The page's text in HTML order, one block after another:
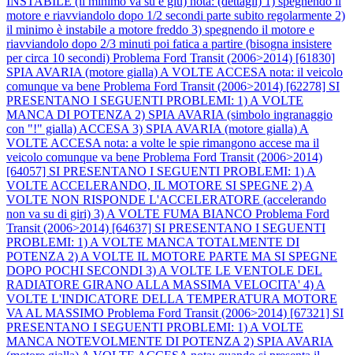
motore e riavviandolo dopo 1/2 secondi parte subito regolarmente 2)
il minimo è instabile a motore freddo 3) spegnendo il motore e
riavviandolo dopo 2/3 minuti poi fatica a partire (bisogna insistere
per circa 10 secondi) Problema Ford Transit (2006>2014) [61830]
SPIA AVARIA (motore gialla) A VOLTE ACCESA nota: il veicolo
comunque va bene Problema Ford Transit (2006>2014) [62278] SI
PRESENTANO I SEGUENTI PROBLEMI: 1) A VOLTE
MANCA DI POTENZA 2) SPIA AVARIA (simbolo ingranaggio
con "!" gialla) ACCESA 3) SPIA AVARIA (motore gialla) A
VOLTE ACCESA nota: a volte le spie rimangono accese ma il
veicolo comunque va bene Problema Ford Transit (2006>2014)
[64057] SI PRESENTANO I SEGUENTI PROBLEMI: 1) A
VOLTE ACCELERANDO, IL MOTORE SI SPEGNE 2) A
VOLTE NON RISPONDE L'ACCELERATORE (accelerando
non va su di giri) 3) A VOLTE FUMA BIANCO Problema Ford
Transit (2006>2014) [64637] SI PRESENTANO I SEGUENTI
PROBLEMI: 1) A VOLTE MANCA TOTALMENTE DI
POTENZA 2) A VOLTE IL MOTORE PARTE MA SI SPEGNE
DOPO POCHI SECONDI 3) A VOLTE LE VENTOLE DEL
RADIATORE GIRANO ALLA MASSIMA VELOCITA' 4) A
VOLTE L'INDICATORE DELLA TEMPERATURA MOTORE
VA AL MASSIMO Problema Ford Transit (2006>2014) [67321] SI
PRESENTANO I SEGUENTI PROBLEMI: 1) A VOLTE
MANCA NOTEVOLMENTE DI POTENZA 2) SPIA AVARIA